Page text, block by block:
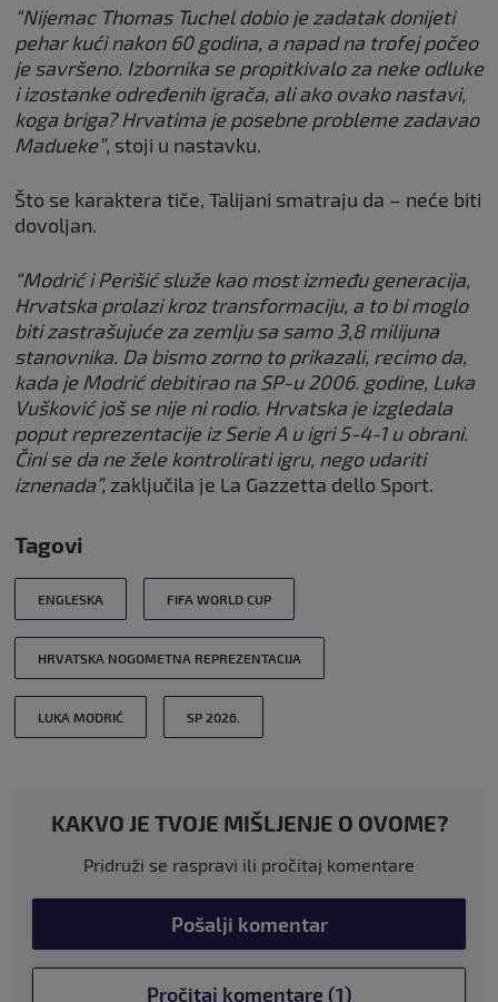
“Nijemac Thomas Tuchel dobio je zadatak donijeti
pehar kući nakon 60 godina, a napad na trofej počeo
je savršeno. Izbornika se propitkivalo za neke odluke
i izostanke određenih igrača, ali ako ovako nastavi,
koga briga? Hrvatima je posebne probleme zadavao
Madueke”, stoji u nastavku.
Što se karaktera tiče, Talijani smatraju da – neće biti
dovoljan.
“Modrić i Perišić služe kao most između generacija,
Hrvatska prolazi kroz transformaciju, a to bi moglo
biti zastrašujuće za zemlju sa samo 3,8 milijuna
stanovnika. Da bismo zorno to prikazali, recimo da,
kada je Modrić debitirao na SP-u 2006. godine, Luka
Vušković još se nije ni rodio. Hrvatska je izgledala
poput reprezentacije iz Serie A u igri 5-4-1 u obrani.
Čini se da ne žele kontrolirati igru, nego udariti
iznenada”, zaključila je La Gazzetta dello Sport.
Tagovi
ENGLESKA FIFA WORLD CUP
HRVATSKA NOGOMETNA REPREZENTACIJA
LUKA MODRIĆ SP 2026.
KAKVO JE TVOJE MIŠLJENJE O OVOME?
Pridruži se raspravi ili pročitaj komentare
Pošalji komentar
Pročitaj komentare (1)